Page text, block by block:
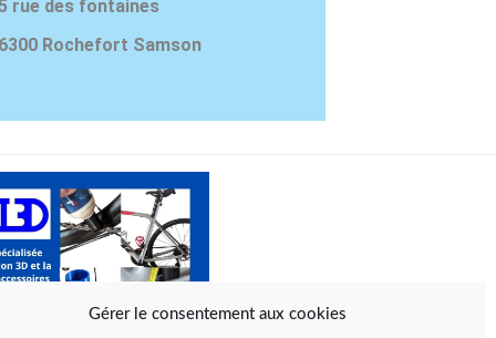
Gérer le consentement aux cookies
rue des fontaines
Rochefort Samson